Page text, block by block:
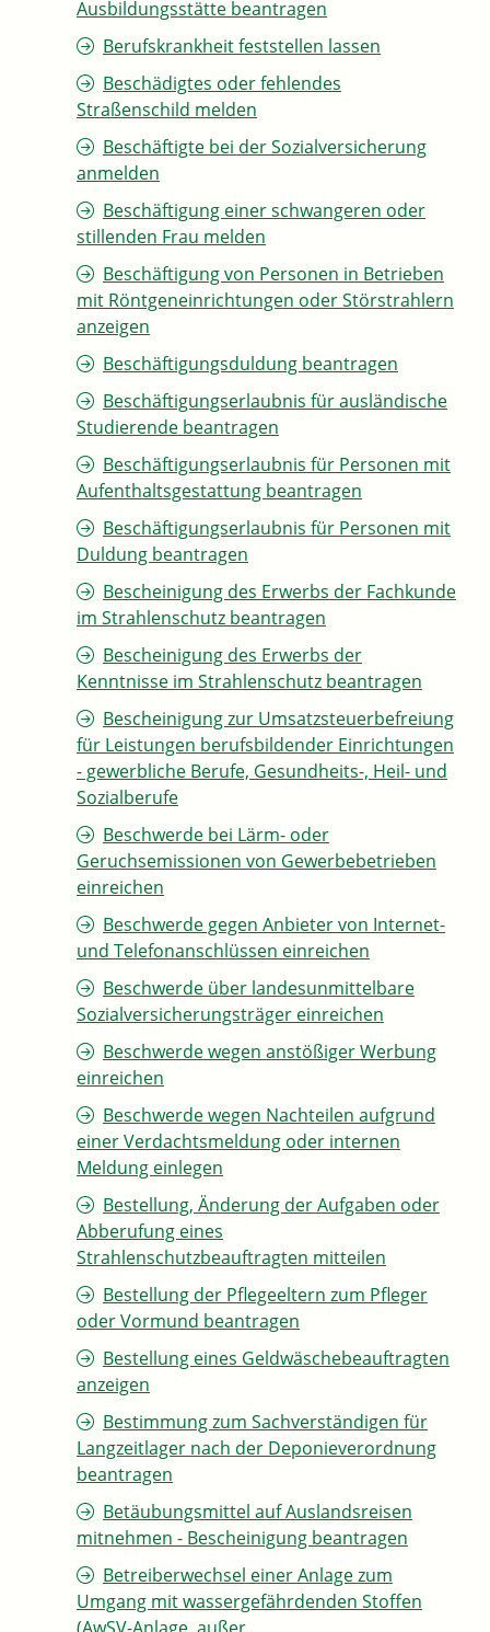
Ausbildungsstätte beantragen
Berufskrankheit feststellen lassen
Beschädigtes oder fehlendes
Straßenschild melden
Beschäftigte bei der Sozialversicherung
anmelden
Beschäftigung einer schwangeren oder
stillenden Frau melden
Beschäftigung von Personen in Betrieben
mit Röntgeneinrichtungen oder Störstrahlern
anzeigen
Beschäftigungsduldung beantragen
Beschäftigungserlaubnis für ausländische
Studierende beantragen
Beschäftigungserlaubnis für Personen mit
Aufenthaltsgestattung beantragen
Beschäftigungserlaubnis für Personen mit
Duldung beantragen
Bescheinigung des Erwerbs der Fachkunde
im Strahlenschutz beantragen
Bescheinigung des Erwerbs der
Kenntnisse im Strahlenschutz beantragen
Bescheinigung zur Umsatzsteuerbefreiung
für Leistungen berufsbildender Einrichtungen
- gewerbliche Berufe, Gesundheits-, Heil- und
Sozialberufe
Beschwerde bei Lärm- oder
Geruchsemissionen von Gewerbebetrieben
einreichen
Beschwerde gegen Anbieter von Internet-
und Telefonanschlüssen einreichen
Beschwerde über landesunmittelbare
Sozialversicherungsträger einreichen
Beschwerde wegen anstößiger Werbung
einreichen
Beschwerde wegen Nachteilen aufgrund
einer Verdachtsmeldung oder internen
Meldung einlegen
Bestellung, Änderung der Aufgaben oder
Abberufung eines
Strahlenschutzbeauftragten mitteilen
Bestellung der Pflegeeltern zum Pfleger
oder Vormund beantragen
Bestellung eines Geldwäschebeauftragten
anzeigen
Bestimmung zum Sachverständigen für
Langzeitlager nach der Deponieverordnung
beantragen
Betäubungsmittel auf Auslandsreisen
mitnehmen - Bescheinigung beantragen
Betreiberwechsel einer Anlage zum
Umgang mit wassergefährdenden Stoffen